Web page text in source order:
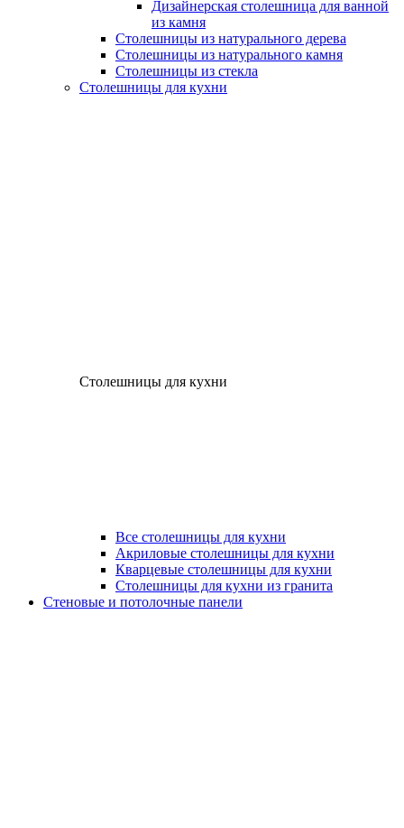
Дизайнерская столешница для ванной
из камня
Столешницы из натурального дерева
Столешницы из натурального камня
Столешницы из стекла
Столешницы для кухни
Столешницы для кухни
Все столешницы для кухни
Акриловые столешницы для кухни
Кварцевые столешницы для кухни
Столешницы для кухни из гранита
Стеновые и потолочные панели